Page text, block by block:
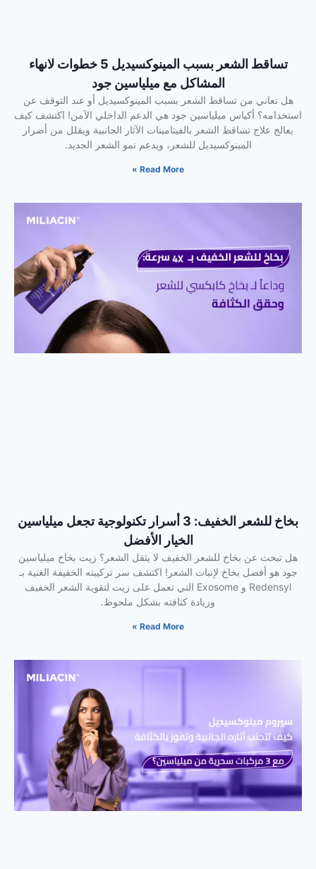
تساقط الشعر بسبب المينوكسيديل 5 خطوات لانهاء
المشاكل مع ميلياسين جود
هل تعاني من تساقط الشعر بسبب المينوكسيديل أو عند التوقف عن
استخدامه؟ أكياس ميلياسين جود هي الدعم الداخلي الآمن! اكتشف كيف
يعالج علاج تساقط الشعر بالفيتامينات الآثار الجانبية ويقلل من أضرار
المينوكسيديل للشعر، ويدعم نمو الشعر الجديد.
Read More »
بخاخ للشعر الخفيف: 3 أسرار تكنولوجية تجعل ميلياسين
الخيار الأفضل
هل تبحث عن بخاخ للشعر الخفيف لا يثقل الشعر؟ زيت بخاخ ميلياسين
جود هو أفضل بخاخ لإنبات الشعر! اكتشف سر تركيبته الخفيفة الغنية بـ
Redensyl و Exosome التي تعمل على زيت لتقوية الشعر الخفيف
وزيادة كثافته بشكل ملحوظ.
Read More »